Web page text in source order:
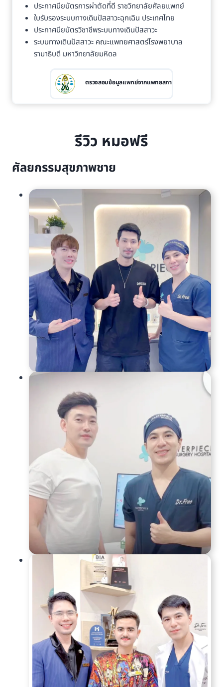
ประกาศนียบัตรการผ่าตัดที่ดี ราชวิทยาลัยศัลยแพทย์
ใบรับรองระบบทางเดินปัสสาวะฉุกเฉิน ประเทศไทย
ประกาศนียบัตรวิชาชีพระบบทางเดินปัสสาวะ
ระบบทางเดินปัสสาวะ คณะแพทยศาสตร์โรงพยาบาล
รามาธิบดี มหาวิทยาลัยมหิดล
ตรวจสอบข้อมูลแพทย์จากแพทยสภา
รีวิว หมอฟรี
ศัลยกรรมสุขภาพชาย